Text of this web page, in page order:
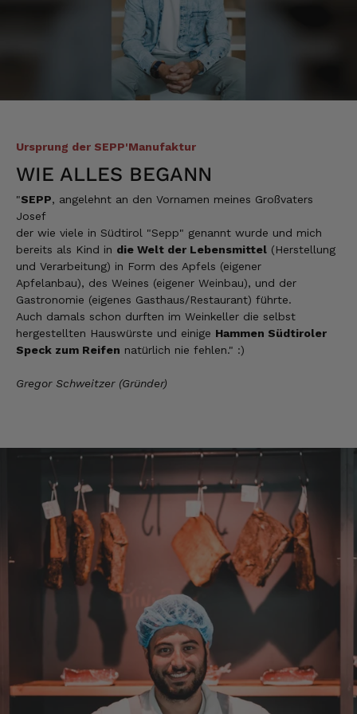
Ursprung der SEPP'Manufaktur
WIE ALLES BEGANN
"SEPP, angelehnt an den Vornamen meines Großvaters
Josef
der wie viele in Südtirol "Sepp" genannt wurde und mich
bereits als Kind in die Welt der Lebensmittel (Herstellung
und Verarbeitung) in Form des Apfels (eigener
Apfelanbau), des Weines (eigener Weinbau), und der
Gastronomie (eigenes Gasthaus/Restaurant) führte.
Auch damals schon durften im Weinkeller die selbst
hergestellten Hauswürste und einige Hammen Südtiroler
Speck zum Reifen natürlich nie fehlen." :)
Gregor Schweitzer (Gründer)
Kerstin
Verifizierter Kunde
Die Produkte finde ich immer wieder sehr
gut, Bestelle sie wieder 😋
Verifizierter Kunde
Der Schinken ist unser Favorit. Einfach
köstlich und ruckzuck aufgegessen!!!!!!!
7.8.2026
Ulrich Karl
1 A Qualität, preiswert und schnell. Gern
wieder. Danke!
Top Ware. Top Lieferung. Immer wieder👍
Silvia
Verifizierter Kunde
Schmeckt alles sehe lecker würde und werde
immer wieder bestellen. 👍🤤🤤❤️
7.8.2026
Verifizierter Kunde
Eurer Speck 🥓 ist einfach zum reinknien. Der
Geschmack… wie auf Wolke sieben.